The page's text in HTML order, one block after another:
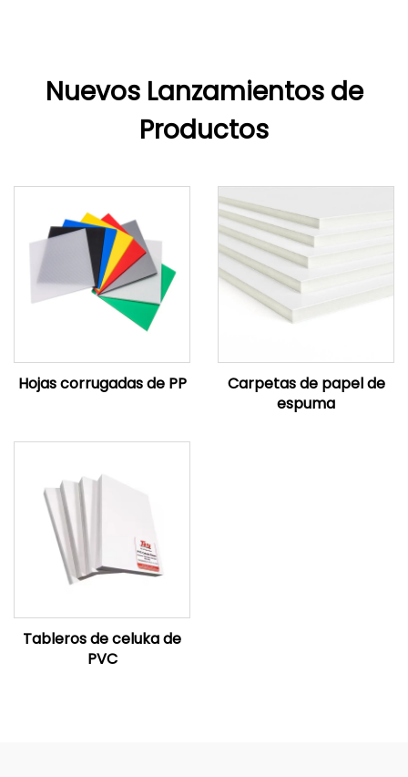
Nuevos Lanzamientos de
Productos
Hojas corrugadas de PP
Carpetas de papel de
espuma
Tableros de celuka de
PVC